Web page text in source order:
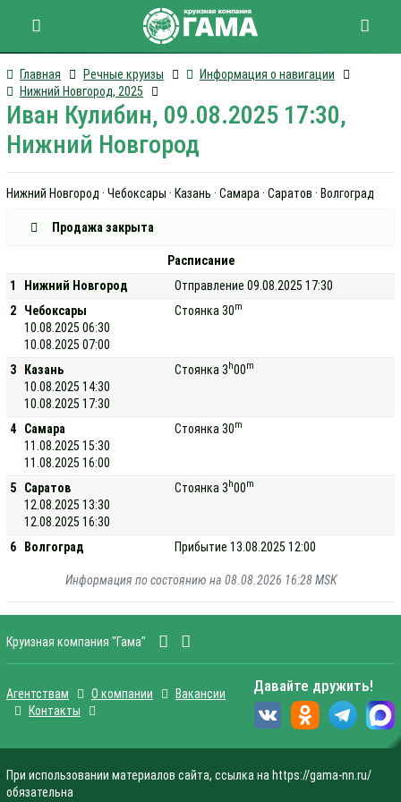
Главная Речные круизы
Информация о навигации
Нижний Новгород, 2025
Иван Кулибин, 09.08.2025 17:30,
Нижний Новгород
Нижний Новгород · Чебоксары · Казань · Самара · Саратов · Волгоград
Продажа закрыта
Расписание
1
Нижний Новгород
Отправление 09.08.2025 17:30
2
Чебоксары
10.08.2025 06:30
10.08.2025 07:00
Стоянка 30m
3
Казань
10.08.2025 14:30
10.08.2025 17:30
Стоянка 3 h00m
4
Самара
11.08.2025 15:30
11.08.2025 16:00
Стоянка 30m
5
Саратов
12.08.2025 13:30
12.08.2025 16:30
Стоянка 3 h00m
6 Волгоград Прибытие 13.08.2025 12:00
Информация по состоянию на 08.08.2026 16:28 MSK
Круизная компания "Гама"
Агентствам О компании
Вакансии
Контакты
Давайте дружить!
При использовании материалов сайта, ссылка на https://gama-nn.ru/
обязательна